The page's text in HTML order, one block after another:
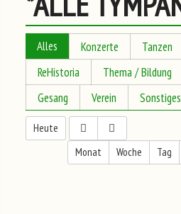
Alles Konzerte Tanzen
ReHistoria
Thema / Bildung
Gesang
Verein Sonstiges
Heute
Monat
Woche Tag